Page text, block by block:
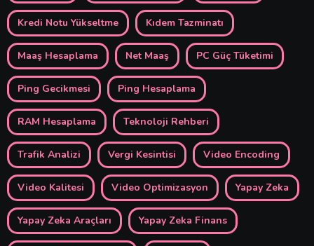
Kredi Notu Yükseltme Kıdem Tazminatı
Maaş Hesaplama Net Maaş PC Güç Tüketimi
Ping Gecikmesi Ping Hesaplama
RAM Hesaplama Teknoloji Rehberi
Trafik Analizi Vergi Kesintisi Video Encoding
Video Kalitesi Video Optimizasyon Yapay Zeka
Yapay Zeka Araçları Yapay Zeka Finans